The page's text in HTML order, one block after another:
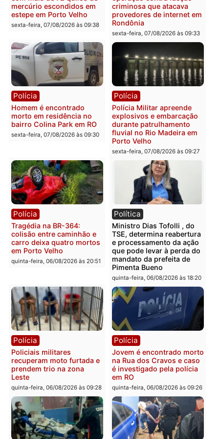
Política
Plano de Governo com
228 projetos, metas
públicas e
acompanhamento de
resultados
sexta-feira, 07/08/2026 às 18:49
Política
Eleições 2026: Pastor
Evanildo pode ser o
primeiro pastor de
Rondônia na Câmara
Federal
sexta-feira, 07/08/2026 às
Polícia
2 MILHÕES – Unnesa
apresenta documentos
que comprovam
transparência e legalidade
na operação alvo da PF
sexta-feira, 07/08/2026 às 12:24
Polícia
Polícia Federal apreende
400 quilos de drogas e
prende motorista em RO
sexta-feira, 07/08/2026 às
Polícia
Casal é preso pela PRF
com mais de 72 quilos de
mercúrio escondidos em
estepe em Porto Velho
sexta-feira, 07/08/2026 às 09:38
Polícia
Polícia Civil deflagra
operação contra facção
criminosa que atacava
provedores de internet
Rondônia
sexta-feira, 07/08/2026 às
Polícia
Homem é encontrado
Polícia
Polícia Militar apreende